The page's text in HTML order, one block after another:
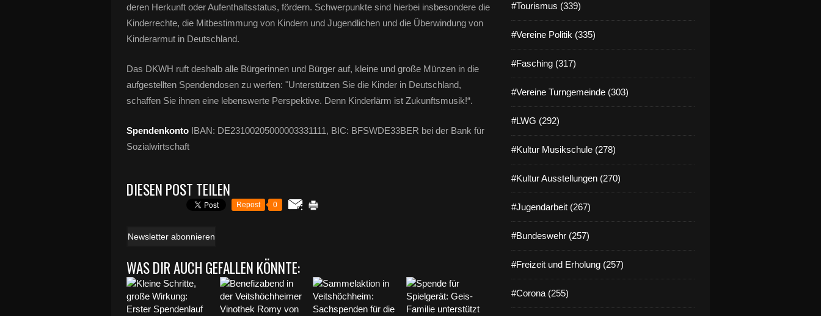
deren Herkunft oder Aufenthaltsstatus, fördern. Schwerpunkte sind hierbei insbesondere die
Kinderrechte, die Mitbestimmung von Kindern und Jugendlichen und die Überwindung von
Kinderarmut in Deutschland.
Das DKWH ruft deshalb alle Bürgerinnen und Bürger auf, kleine und große Münzen in die
aufgestellten Spendendosen zu werfen: "Unterstützen Sie die Kinder in Deutschland,
schaffen Sie ihnen eine lebenswerte Perspektive. Denn Kinderlärm ist Zukunftsmusik!“.
Spendenkonto IBAN: DE23100205000003331111, BIC: BFSWDE33BER bei der Bank für
Sozialwirtschaft
DIESEN POST TEILEN
Repost 0
Newsletter abonnieren
WAS DIR AUCH GEFALLEN KÖNNTE:
#Tourismus (339)
#Vereine Politik (335)
#Fasching (317)
#Vereine Turngemeinde (303)
#LWG (292)
#Kultur Musikschule (278)
#Kultur Ausstellungen (270)
#Jugendarbeit (267)
#Bundeswehr (257)
#Freizeit und Erholung (257)
#Corona (255)